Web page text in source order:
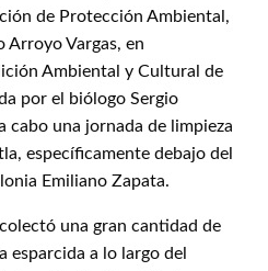
de Protección Ambiental,
Arroyo Vargas, en
Ambiental y Cultural de
por el biólogo Sergio
cabo una jornada de limpieza
específicamente debajo del
Emiliano Zapata.
una gran cantidad de
esparcida a lo largo del